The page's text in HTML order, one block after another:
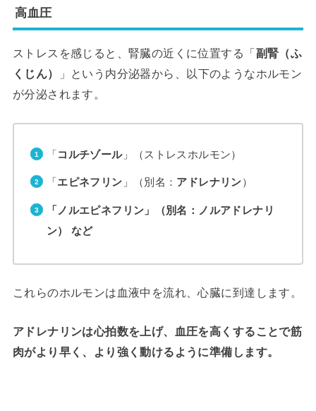
高血圧
ストレスを感じると、腎臓の近くに位置する「副腎（ふ
くじん）
」という内分泌器から、以下のようなホルモン
が分泌されます。
「コルチゾール」（ストレスホルモン）
「エピネフリン 」（別名： アドレナリン）
「ノルエピネフリン」（別名：ノルアドレナリ
ン） など
これらのホルモンは血液中を流れ、心臓に到達します。
アドレナリンは心拍数を上げ、血圧を高くすることで筋
肉がより早く、より強く動けるように準備します。